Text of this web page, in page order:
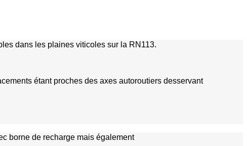
dans les plaines viticoles sur la RN113.
étant proches des axes autoroutiers desservant
borne de recharge mais également